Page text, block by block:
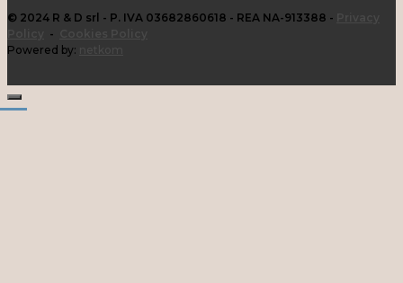
© 2024 R & D srl - P. IVA 03682860618 - REA NA-913388 -
-
Powered by: